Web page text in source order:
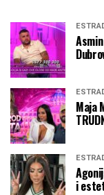
Maja
i